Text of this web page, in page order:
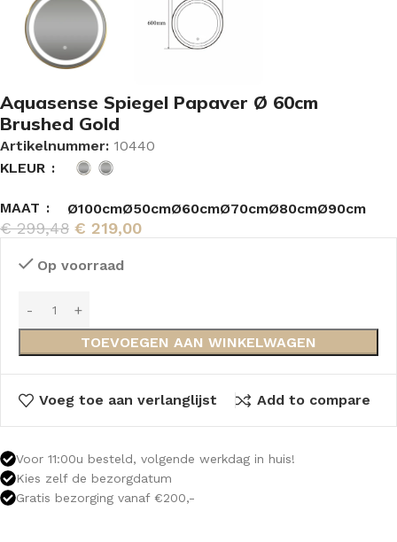
Aquasense Spiegel Papaver Ø 60cm
Brushed Gold
Artikelnummer: 10440
KLEUR
MAAT Ø100cmØ50cmØ60cmØ70cmØ80cmØ90cm
€299,48 € 219,00
Op voorraad
TOEVOEGEN AAN WINKELWAGEN
Voeg toe aan verlanglijst Add to compare
Voor 11:00u besteld, volgende werkdag in huis!
Kies zelf de bezorgdatum
Gratis bezorging vanaf €200,-